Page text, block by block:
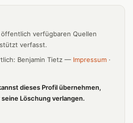
verfügbaren Quellen
verfasst.
Benjamin Tietz — Impressum ·
dieses Profil übernehmen,
Löschung verlangen.